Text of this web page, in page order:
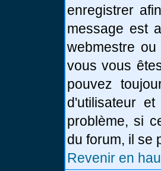
enregistrer
message est
webmestre
vous vous
pouvez
d'utilisateur
problème, si
du forum, il se
Revenir en